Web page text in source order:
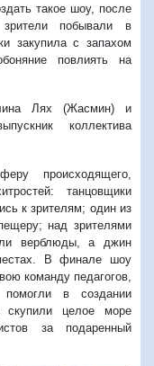
такое шоу, после
побывали в
закупила с запахом
повлиять на
Лях (Жасмин) и
коллектива
происходящего,
танцовщики
к зрителям; один из
над зрителями
верблюды, а джин
В финале шоу
команду педагогов,
в создании
скупили целое море
за подаренный